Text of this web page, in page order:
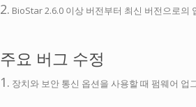
2. BioStar 2.6.0 이상 버전부터 최신 버전으로의
주요 버그 수정
1. 장치와 보안 통신 옵션을 사용할 때 펌웨어